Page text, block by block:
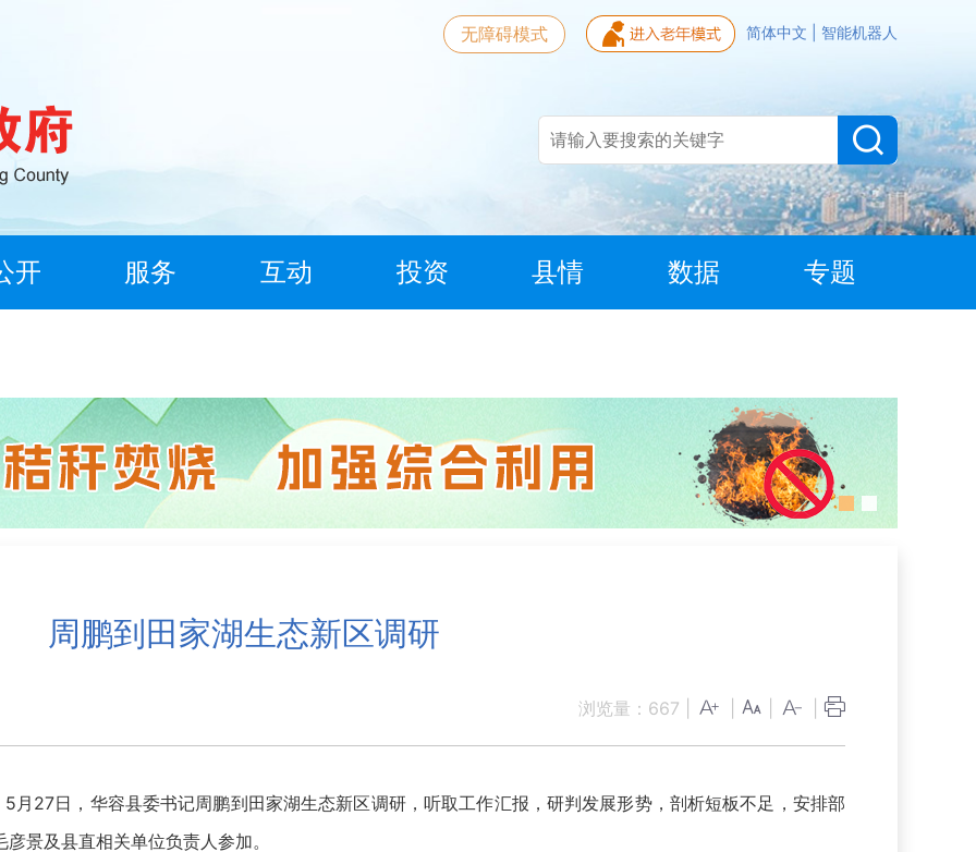
简体中文 智能机器人
无障碍模式
开 服务 互动 投资 县情 数据 专题
周鹏到田家湖生态新区调研
浏览量： 667
日，华容县委书记周鹏到田家湖生态新区调研，听取工作汇报，研判发展形势，剖析短板不足，安排部
景及县直相关单位负责人参加。